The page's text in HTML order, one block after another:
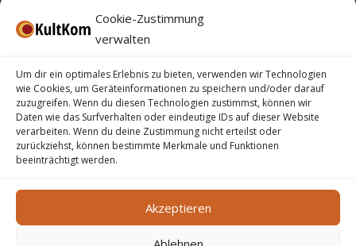
Cookie-Zustimmung
verwalten
Um dir ein optimales Erlebnis zu bieten, verwenden wir Technologien
wie Cookies, um Geräteinformationen zu speichern und/oder darauf
zuzugreifen. Wenn du diesen Technologien zustimmst, können wir
Daten wie das Surfverhalten oder eindeutige IDs auf dieser Website
verarbeiten. Wenn du deine Zustimmung nicht erteilst oder
zurückziehst, können bestimmte Merkmale und Funktionen
beeinträchtigt werden.
Akzeptieren